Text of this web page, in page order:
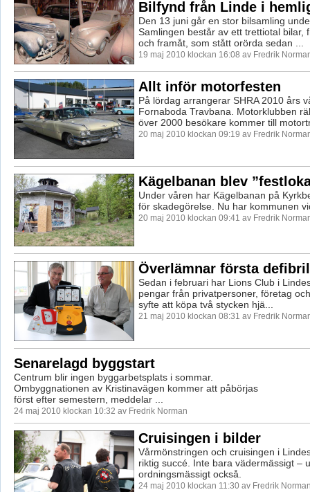
Bilfynd från Linde i
Den 13 juni går en stor bilsamling
Samlingen består av ett trettiotal bilar,
och framåt, som stått orörda sedan ...
19 maj 2010 klockan 16:08 av Fredrik
Allt inför motorfesten
På lördag arrangerar SHRA 2010 års
Fornaboda Travbana. Motorklubben
över 2000 besökare kommer till
20 maj 2010 klockan 09:19 av Fredrik
Kägelbanan blev
Under våren har Kägelbanan på
för skadegörelse. Nu har kommunen
20 maj 2010 klockan 09:41 av Fredrik
Överlämnar första
Sedan i februari har Lions Club i
pengar från privatpersoner, företag
syfte att köpa två stycken hjä...
21 maj 2010 klockan 08:31 av Fredrik
Senarelagd byggstart
Centrum blir ingen byggarbetsplats i sommar.
Ombyggnationen av Kristinavägen kommer att påbörjas
först efter semestern, meddelar ...
24 maj 2010 klockan 10:32 av Fredrik Norman
Cruisingen i bilder
Vårmönstringen och cruisingen i
riktig succé. Inte bara vädermässigt –
ordningsmässigt också.
24 maj 2010 klockan 11:30 av Fredrik